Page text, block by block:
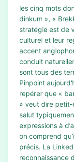
les cinq mots
dinkum », «
stratégie est de
culturel et leur
accent
conduit
sont tous des
Pinpoint
repérer que «
» veut dire petit-
salut
expressions à
on comprend
précis. La
reconnaissance